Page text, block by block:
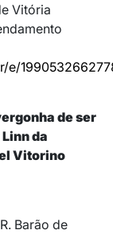
Vitória
e/
de ser
da
Vitorino
Barão de